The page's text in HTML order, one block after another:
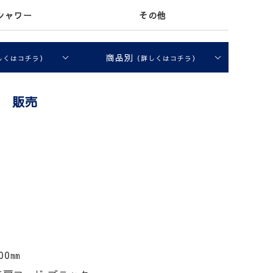
ャワー その他
くはコチラ） 商品別 （詳しくはコチラ）
販売
㎜